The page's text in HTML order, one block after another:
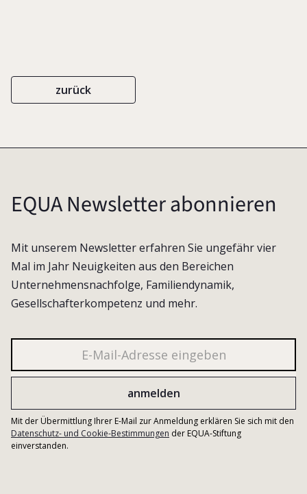
zurück
EQUA Newsletter abonnieren
Mit unserem Newsletter erfahren Sie ungefähr vier
Mal im Jahr Neuigkeiten aus den Bereichen
Unternehmensnachfolge, Familiendynamik,
Gesellschafterkompetenz und mehr.
Mit der Übermittlung Ihrer E-Mail zur Anmeldung erklären Sie sich mit den
Datenschutz- und Cookie-Bestimmungen der EQUA-Stiftung
einverstanden.